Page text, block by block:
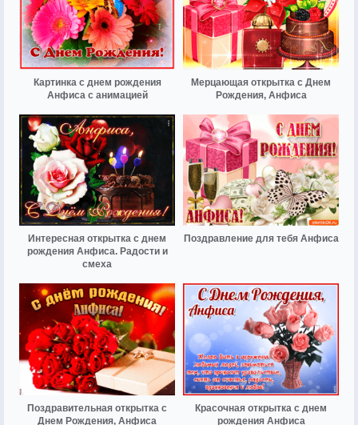
Картинка с днем рождения
Анфиса с анимацией
Мерцающая открытка с Днем
Рождения, Анфиса
Интересная открытка с днем
рождения Анфиса. Радости и
смеха
Поздравление для тебя Анфиса
Поздравительная открытка с
Днем Рождения, Анфиса
Красочная открытка с днем
рождения Анфиса